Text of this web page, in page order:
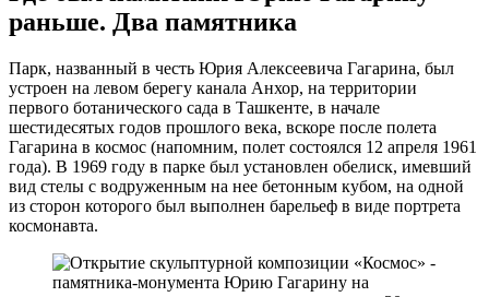
раньше. Два памятника
Парк, названный в честь Юрия Алексеевича Гагарина, был
устроен на левом берегу канала Анхор, на территории
первого ботанического сада в Ташкенте, в начале
шестидесятых годов прошлого века, вскоре после полета
Гагарина в космос (напомним, полет состоялся 12 апреля 1961
года). В 1969 году в парке был установлен обелиск, имевший
вид стелы с водруженным на нее бетонным кубом, на одной
из сторон которого был выполнен барельеф в виде портрета
космонавта.